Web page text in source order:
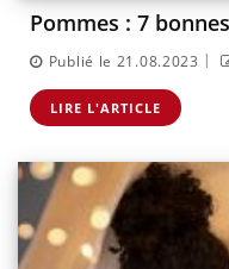
Pommes : 7
Publié le 21.08.2023 |
LIRE L'ARTICLE